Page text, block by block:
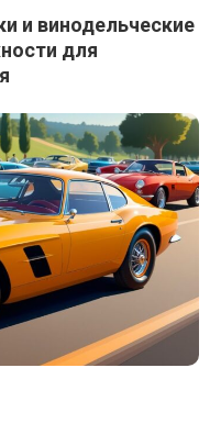
и винодельческие
для